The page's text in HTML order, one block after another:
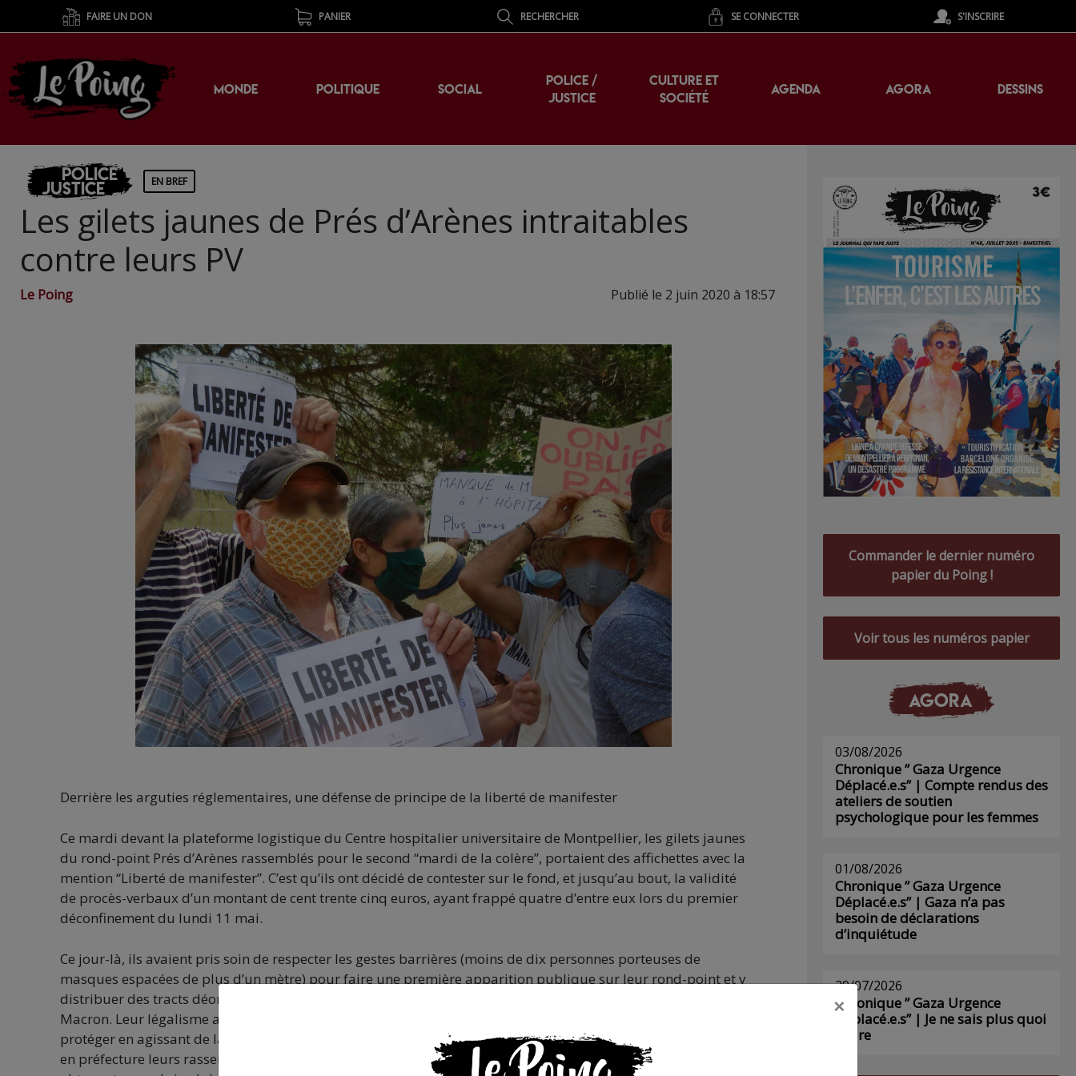
FAIRE UN DON PANIER RECHERCHER SE CONNECTER S'INSCRIRE
MONDE POLITIQUE SOCIAL
POLICE /
JUSTICE
CULTURE ET
SOCIÉTÉ
AGENDA AGORA DESSINS
Police
Justice EN BREF
Les gilets jaunes de Prés d’Arènes intraitables
contre leurs PV
Le Poing Publié le 2 juin 2020 à 18:57
Derrière les arguties réglementaires, une défense de principe de la liberté de manifester
Ce mardi devant la plateforme logistique du Centre hospitalier universitaire de Montpellier, les gilets jaunes
du rond-point Prés d’Arènes rassemblés pour le second “mardi de la colère”, portaient des affichettes avec la
mention “Liberté de manifester”. C’est qu’ils ont décidé de contester sur le fond, et jusqu’au bout, la validité
de procès-verbaux d’un montant de cent trente cinq euros, ayant frappé quatre d’entre eux lors du premier
déconfinement du lundi 11 mai.
Ce jour-là, ils avaient pris soin de respecter les gestes barrières (moins de dix personnes porteuses de
masques espacées de plus d’un mètre) pour faire une première apparition publique sur leur rond-point et y
distribuer des tracts déonçant sévèrement la gestion de l’épidémie par le gouvernement d’Emmanuel
Macron. Leur légalisme aura-t-il trouvé ses limites ? Au risque de se faire critiquer, mais convaincus de se
protéger en agissant de la sorte, ces gilets jaunes avaient, pendant plus d’un an, systématiquement déclaré
en préfecture leurs rassemblements sur le rond-point, jusqu’à trois fois par semaine. Et chaque demande,
Commander le dernier numéro
papier du Poing !
Voir tous les numéros papier
AGORA
03/08/2026
Chronique ” Gaza Urgence
Déplacé.e.s” | Compte rendus des
ateliers de soutien
psychologique pour les femmes
01/08/2026
Chronique ” Gaza Urgence
Déplacé.e.s” | Gaza n’a pas
besoin de déclarations
d’inquiétude
29/07/2026
Chronique ” Gaza Urgence
Déplacé.e.s” | Je ne sais plus quoi
écrire
×